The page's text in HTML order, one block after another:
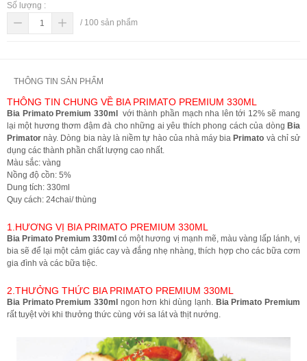
Số lượng :
/ 100 sản phẩm
THÔNG TIN SẢN PHẨM
THÔNG TIN CHUNG VỀ BIA PRIMATO PREMIUM 330ML
Bia Primato Premium 330ml
với thành phần mạch nha lên tới 12% sẽ mang
lại một hương thơm đậm đà cho những ai yêu thích phong cách của dòng Bia
Primator này. Dòng bia này là niềm tự hào của nhà máy bia Primato và chỉ sử
dụng các thành phần chất lượng cao nhất.
Màu sắc: vàng
Nồng độ cồn: 5%
Dung tích: 330ml
Quy cách: 24chai/ thùng
1.HƯƠNG VỊ BIA PRIMATO PREMIUM 330ML
Bia Primato Premium 330mlcó một hương vị mạnh mẽ, màu vàng lấp lánh, vị
bia sẽ để lại một cảm giác cay và đắng nhẹ nhàng, thích hợp cho các bữa cơm
gia đình và các bữa tiệc.
2.THƯỞNG THỨC BIA PRIMATO PREMIUM 330ML
Bia Primato Premium 330ml ngon hơn khi dùng lạnh. Bia Primato Premium
rất tuyệt vời khi thưởng thức cùng với sa lát và thịt nướng.